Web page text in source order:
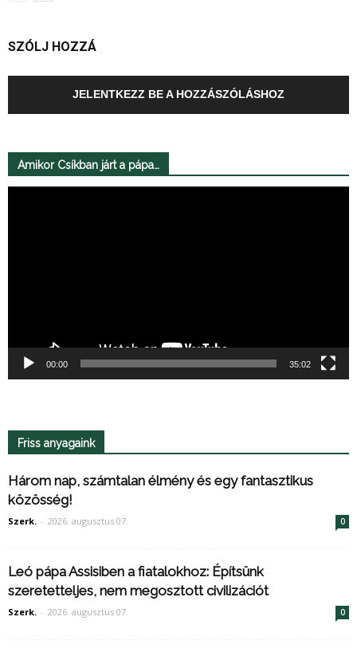
SZÓLJ HOZZÁ
JELENTKEZZ BE A HOZZÁSZÓLÁSHOZ
Amikor Csíkban járt a pápa…
00:00 35:02
Friss anyagaink
Három nap, számtalan élmény és egy fantasztikus
közösség!
Szerk. - 2026. augusztus 07. 0
Leó pápa Assisiben a fiatalokhoz: Építsünk
szeretetteljes, nem megosztott civilizációt
Szerk. - 2026. augusztus 07. 0